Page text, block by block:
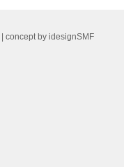
| concept by idesignSMF